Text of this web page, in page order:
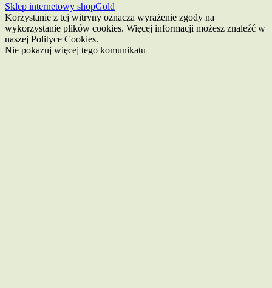
Sklep internetowy shopGold
Korzystanie z tej witryny oznacza wyrażenie zgody na
wykorzystanie plików cookies. Więcej informacji możesz znaleźć w
naszej Polityce Cookies.
Nie pokazuj więcej tego komunikatu